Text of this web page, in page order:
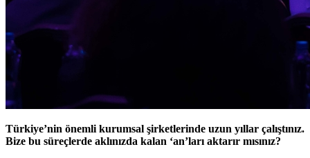
Türkiye’nin önemli kurumsal şirketlerinde uzun yıllar çalıştınız.
Bize bu süreçlerde aklınızda kalan ‘an’ları aktarır mısınız?